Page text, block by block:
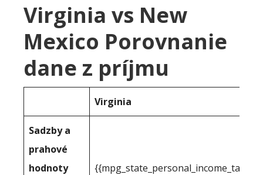
Virginia vs New
Mexico Porovnanie
dane z príjmu
Virginia
Sadzby a
prahové
hodnoty